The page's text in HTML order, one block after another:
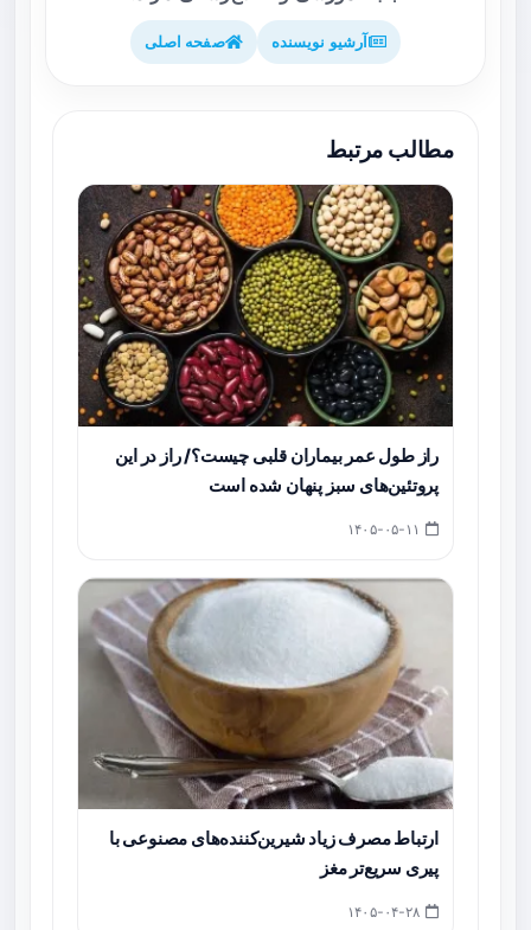
آرشیو نویسنده صفحه اصلی
مطالب مرتبط
راز طول عمر بیماران قلبی چیست؟/ راز در این
پروتئین‌های سبز پنهان شده است
ارتباط مصرف زیاد شیرین‌کننده‌های مصنوعی با
پیری سریع‌تر مغز